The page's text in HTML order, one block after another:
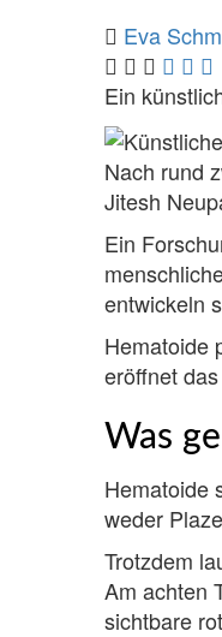
Eva
Ein
Nach rund
Jitesh
Ein
entwickeln
Hematoide
eröffnet
Was
Hematoide
weder
Trotzdem
Am achten
sichtbare